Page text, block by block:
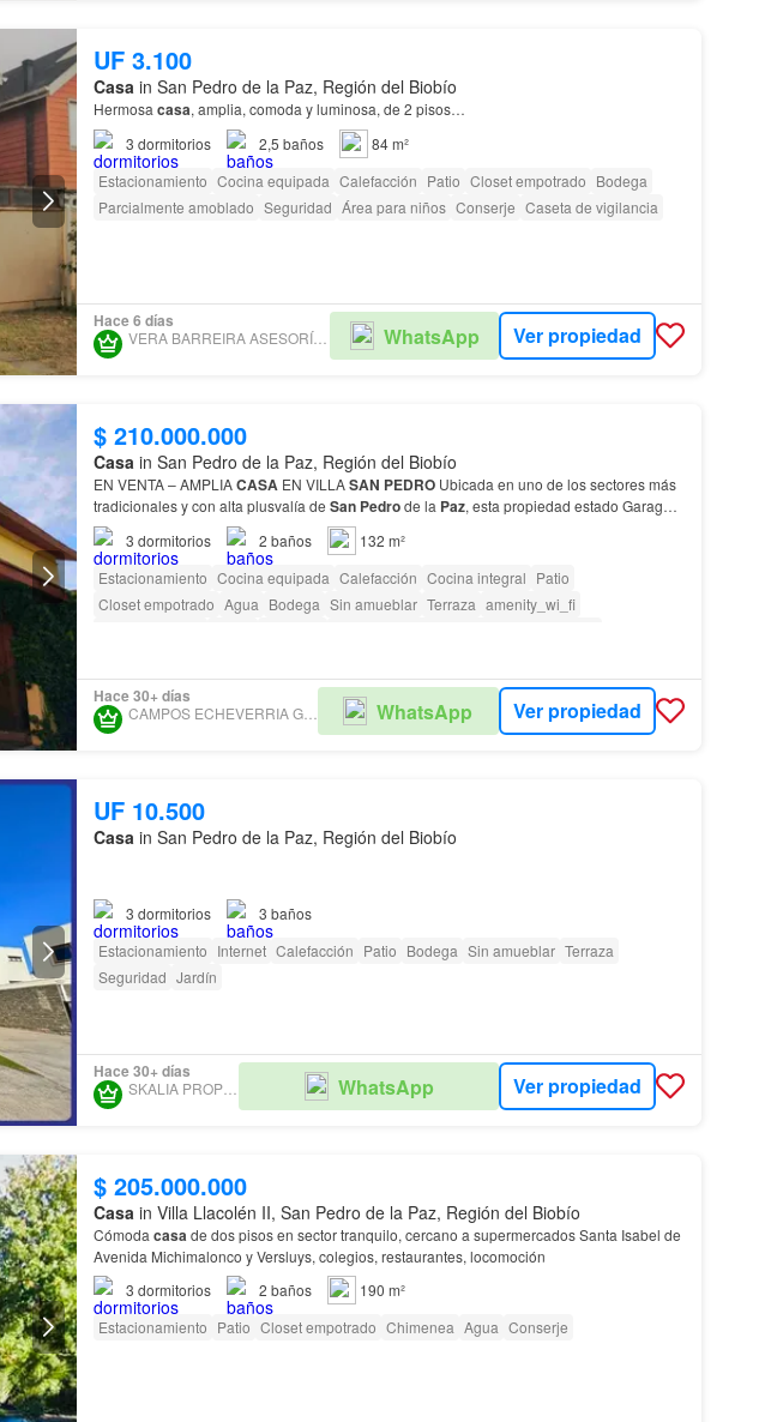
UF 3.100
Casa in San Pedro de la Paz, Región del Biobío
Hermosa casa, amplia, comoda y luminosa, de 2 pisos…
3 dormitorios 2,5 baños
84 m²
Estacionamiento Cocina equipada Calefacción Patio Closet empotrado Bodega
Parcialmente amoblado Seguridad Área para niños Conserje Caseta de vigilancia
Hace 6 días
VERA BARREIRA ASESORÍA Y GESTIÓN INMOBILIARIA WhatsApp Ver propiedad
$ 210.000.000
Casa in San Pedro de la Paz, Región del Biobío
EN VENTA – AMPLIACASA EN VILLASAN PEDROUbicada en uno de los sectores más
tradicionales y con alta plusvalía de San Pedrode la Paz, esta propiedad estado Garage o
espacio adaptable para quincho Gran patio ideal para compa…
3 dormitorios 2 baños
132 m²
Estacionamiento Cocina equipada Calefacción Cocina integral Patio
Closet empotrado Agua Bodega Sin amueblar Terraza amenity_wi_fi
Hace 30+ días
CAMPOS ECHEVERRIA GESTION INMOBILIARIA WhatsApp Ver propiedad
UF 10.500
Casa in San Pedro de la Paz, Región del Biobío
Mira esta hermosa y acogedora
3 dormitorios 3 baños
Estacionamiento Internet Calefacción Patio Bodega Sin amueblar Terraza
Seguridad Jardín
Hace 30+ días
SKALIA PROPIEDADES WhatsApp Ver propiedad
$ 205.000.000
Casa in Villa Llacolén II, San Pedro de la Paz, Región del Biobío
Cómoda casade dos pisos en sector tranquilo, cercano a supermercados Santa Isabel de
Avenida Michimalonco y Versluys, colegios, restaurantes, locomoción
3 dormitorios 2 baños
190 m²
Estacionamiento Patio Closet empotrado Chimenea Agua Conserje